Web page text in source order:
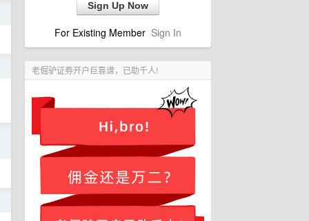
Sign Up Now
For Existing Member Sign In
老倔驴证券开户巨靠谱，已助千人!